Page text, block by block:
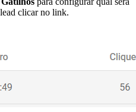
clicar no link.